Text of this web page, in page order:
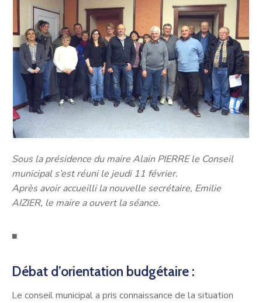
Sous la présidence du maire Alain PIERRE le Conseil
municipal s’est réuni le jeudi 11 février.
Après avoir accueilli la nouvelle secrétaire, Emilie
AIZIER, le maire a ouvert la séance.
■
Débat d’orientation budgétaire :
Le conseil municipal a pris connaissance de la situation